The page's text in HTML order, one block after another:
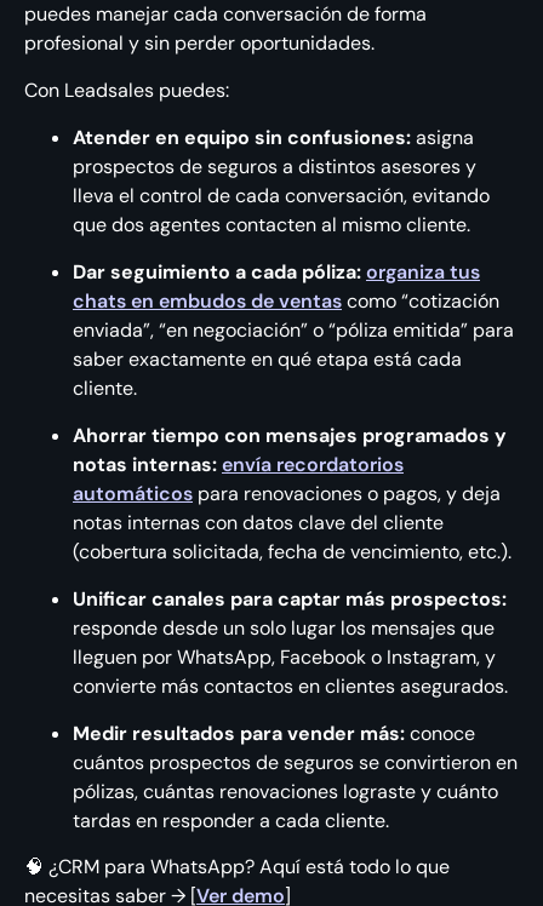
puedes manejar cada conversación de forma
profesional y sin perder oportunidades.
Con Leadsales puedes:
Atender en equipo sin confusiones:asigna
prospectos de seguros a distintos asesores y
lleva el control de cada conversación, evitando
que dos agentes contacten al mismo cliente.
Dar seguimiento a cada póliza:organiza tus
chats en embudos de ventascomo “cotización
enviada”, “en negociación” o “póliza emitida” para
saber exactamente en qué etapa está cada
cliente.
Ahorrar tiempo con mensajes programados y
notas internas:envía recordatorios
automáticos para renovaciones o pagos, y deja
notas internas con datos clave del cliente
(cobertura solicitada, fecha de vencimiento, etc.).
Unificar canales para captar más prospectos:
responde desde un solo lugar los mensajes que
lleguen por WhatsApp, Facebook o Instagram, y
convierte más contactos en clientes asegurados.
Medir resultados para vender más:conoce
cuántos prospectos de seguros se convirtieron en
pólizas, cuántas renovaciones lograste y cuánto
tardas en responder a cada cliente.
🧠 ¿CRM para WhatsApp? Aquí está todo lo que
necesitas saber → [Ver demo]